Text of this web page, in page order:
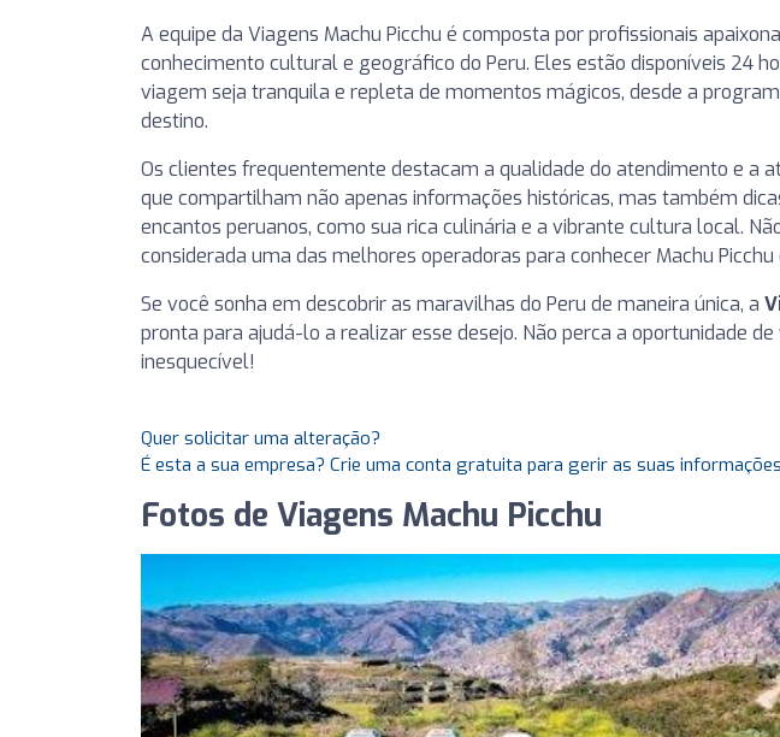
A equipe da Viagens Machu Picchu é composta por profissionais
conhecimento cultural e geográfico do Peru. Eles estão disponíveis 24
viagem seja tranquila e repleta de momentos mágicos, desde a
destino.
Os clientes frequentemente destacam a qualidade do atendimento e a
que compartilham não apenas informações históricas, mas também
encantos peruanos, como sua rica culinária e a vibrante cultura local.
considerada uma das melhores operadoras para conhecer Machu Picchu
Se você sonha em descobrir as maravilhas do Peru de maneira única, a
pronta para ajudá-lo a realizar esse desejo. Não perca a oportunidade
inesquecível!
Quer solicitar uma alteração?
É esta a sua empresa? Crie uma conta gratuita para gerir as suas informações
Fotos de Viagens Machu Picchu